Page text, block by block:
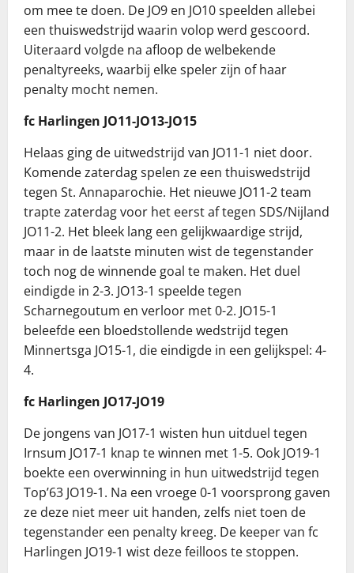
om mee te doen. De JO9 en JO10 speelden allebei
een thuiswedstrijd waarin volop werd gescoord.
Uiteraard volgde na afloop de welbekende
penaltyreeks, waarbij elke speler zijn of haar
penalty mocht nemen.
fc Harlingen JO11-JO13-JO15
Helaas ging de uitwedstrijd van JO11-1 niet door.
Komende zaterdag spelen ze een thuiswedstrijd
tegen St. Annaparochie. Het nieuwe JO11-2 team
trapte zaterdag voor het eerst af tegen SDS/Nijland
JO11-2. Het bleek lang een gelijkwaardige strijd,
maar in de laatste minuten wist de tegenstander
toch nog de winnende goal te maken. Het duel
eindigde in 2-3. JO13-1 speelde tegen
Scharnegoutum en verloor met 0-2. JO15-1
beleefde een bloedstollende wedstrijd tegen
Minnertsga JO15-1, die eindigde in een gelijkspel: 4-
4.
fc Harlingen JO17-JO19
De jongens van JO17-1 wisten hun uitduel tegen
Irnsum JO17-1 knap te winnen met 1-5. Ook JO19-1
boekte een overwinning in hun uitwedstrijd tegen
Top’63 JO19-1. Na een vroege 0-1 voorsprong gaven
ze deze niet meer uit handen, zelfs niet toen de
tegenstander een penalty kreeg. De keeper van fc
Harlingen JO19-1 wist deze feilloos te stoppen.